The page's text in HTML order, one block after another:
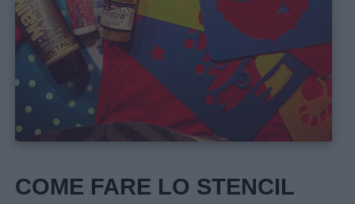
Menu
didattiche
COME FARE LO STENCIL